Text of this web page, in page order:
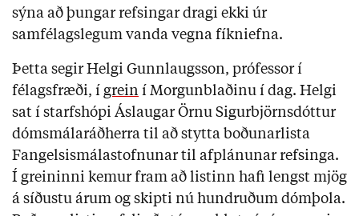
sýna að þungar refsingar dragi ekki úr
samfélagslegum vanda vegna fíkniefna.
Þetta segir Helgi Gunnlaugsson, prófessor í
félagsfræði, í grein í Morgunblaðinu í dag. Helgi
sat í starfshópi Áslaugar Örnu Sigurbjörnsdóttur
dómsmálaráðherra til að stytta boðunarlista
Fangelsismálastofnunar til afplánunar refsinga.
Í greininni kemur fram að listinn hafi lengst mjög
á síðustu árum og skipti nú hundruðum dómþola.